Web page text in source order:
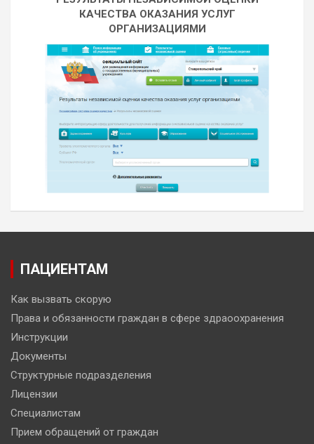
КАЧЕСТВА ОКАЗАНИЯ УСЛУГ
ОРГАНИЗАЦИЯМИ
ПАЦИЕНТАМ
Как вызвать скорую
Права и обязанности граждан в сфере здраоохранения
Инструкции
Документы
Структурные подразделения
Лицензии
Специалистам
Прием обращений от граждан